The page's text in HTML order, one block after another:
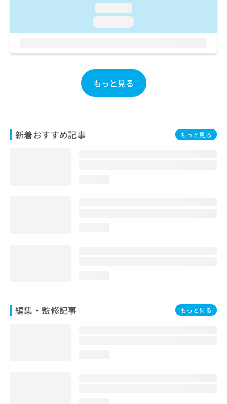
もっと見る
新着おすすめ記事 もっと見る
編集・監修記事 もっと見る
せ